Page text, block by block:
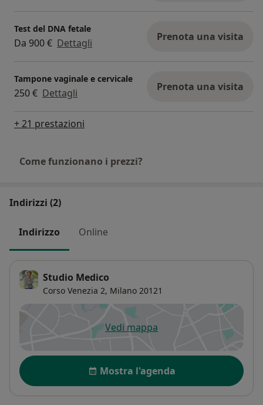
Test del DNA fetale
Da 900 € Dettagli Prenota una visita
Tampone vaginale e cervicale
250 € Dettagli Prenota una visita
+ 21 prestazioni
Come funzionano i prezzi?
Indirizzi (2)
Indirizzo Online
Studio Medico
Corso Venezia 2, Milano 20121
Vedi mappasi apre in una nuova scheda
Disponibilità
Mostra l'agenda